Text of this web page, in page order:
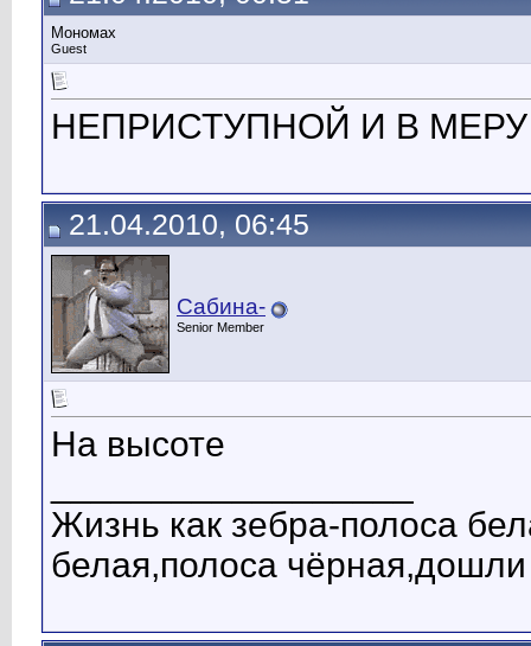
Мономах
Guest
НЕПРИСТУПНОЙ И В
21.04.2010, 06:45
Сабина-
Senior Member
На высоте
Жизнь как зебра-полоса
белая,полоса